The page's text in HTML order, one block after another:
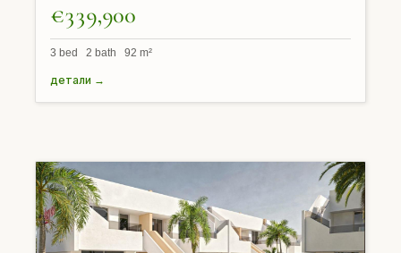
€339,900
3 bed 2 bath 92 m²
детали →